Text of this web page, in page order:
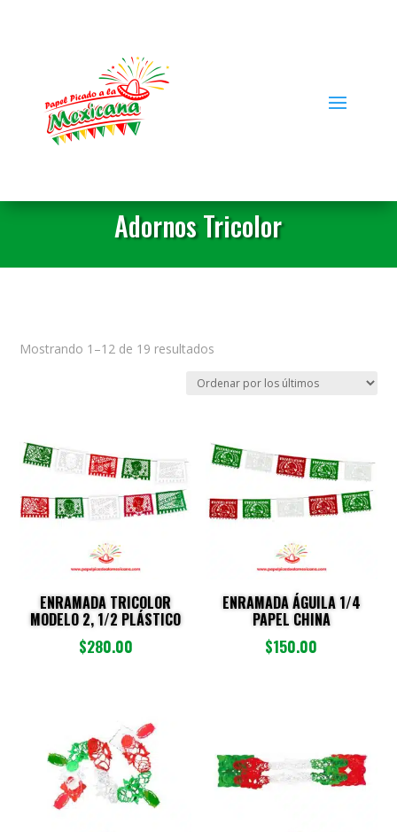
Adornos Tricolor
Mostrando 1–12 de 19 resultados
los
ENRAMADA TRICOLOR
MODELO 2, 1/2 PLÁSTICO
$280.00
ENRAMADA ÁGUILA 1/4
PAPEL CHINA
$150.00